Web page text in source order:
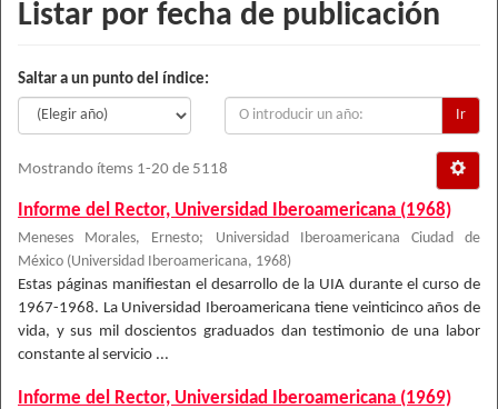
Listar por fecha de publicación
Saltar a un punto del índice:
Ir
Mostrando ítems 1-20 de 5118
Informe del Rector, Universidad Iberoamericana (1968)
Meneses Morales, Ernesto;
Universidad Iberoamericana Ciudad de
México (Universidad Iberoamericana, 1968)
Estas páginas manifiestan el desarrollo de la UIA durante el curso de
1967-1968. La Universidad Iberoamericana tiene veinticinco años de
vida, y sus mil doscientos graduados dan testimonio de una labor
constante al servicio ...
Informe del Rector, Universidad Iberoamericana (1969)